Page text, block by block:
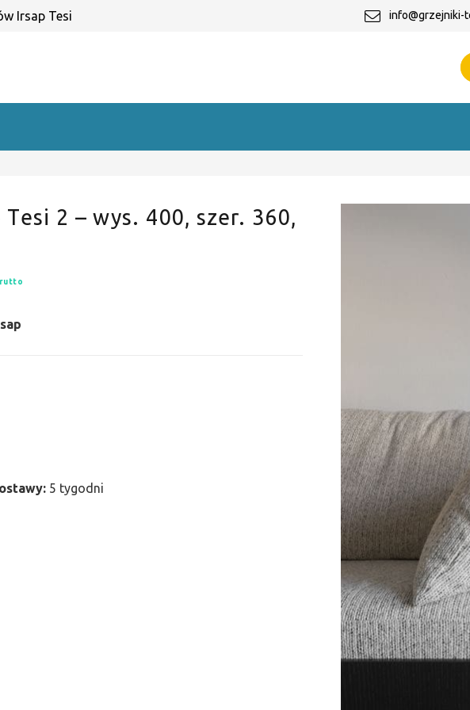
Irsap Tesi info@grzejniki-
2 – wys. 400, szer. 360,
5 tygodni